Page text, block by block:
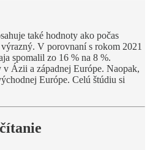
také hodnoty ako počas
V porovnaní s rokom 2021
spomalil zo 16 % na 8 %.
v Ázii a západnej Európe. Naopak,
Európe. Celú štúdiu si